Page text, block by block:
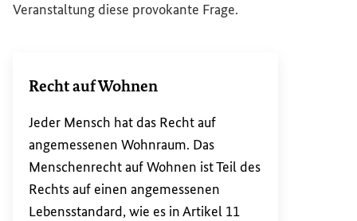
Veranstaltung diese provokante Frage.
Recht auf Wohnen
Jeder Mensch hat das Recht auf
angemessenen Wohnraum. Das
Menschenrecht auf Wohnen ist Teil des
Rechts auf einen angemessenen
Lebensstandard, wie es in Artikel 11